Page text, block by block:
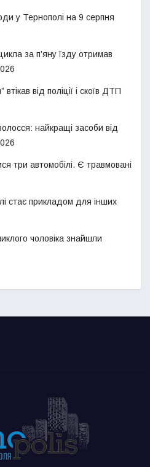
у Тернополі на 9 серпня
за п’яну їзду отримав
від поліції і скоїв ДТП
найкращі засоби від
три автомобілі. Є травмовані
стає прикладом для інших
чоловіка знайшли